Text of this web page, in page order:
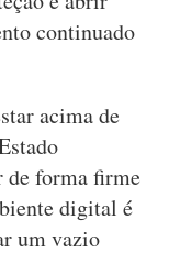
continuado
acima de
de forma firme
digital é
um vazio